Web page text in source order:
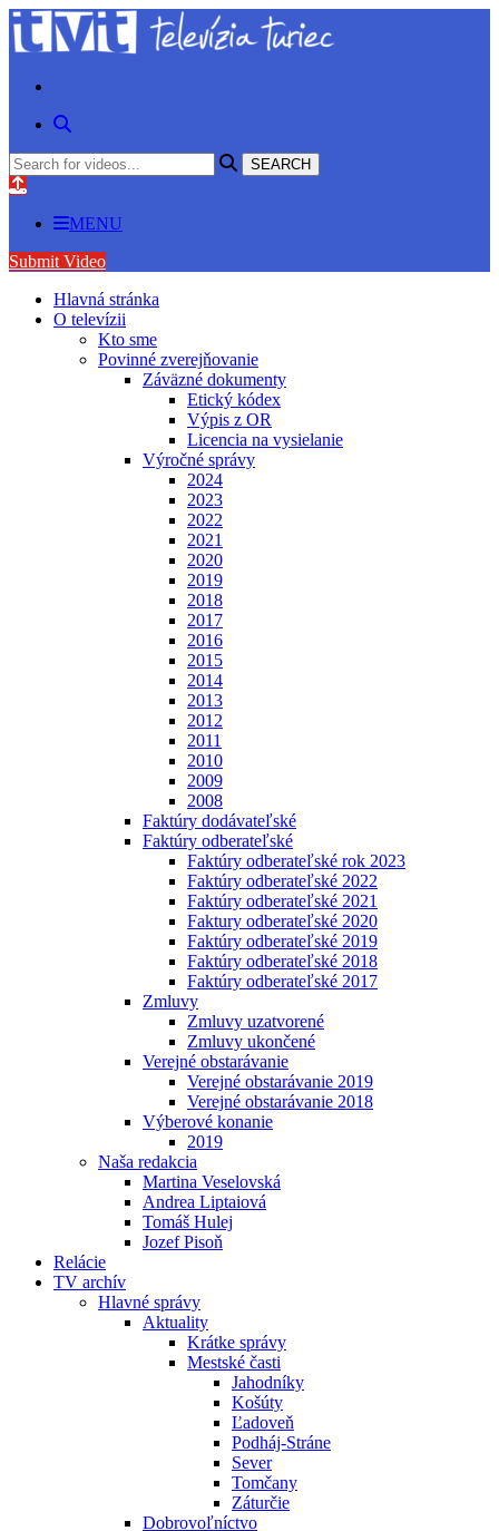
MENU
Submit Video
Hlavná stránka
O televízii
Kto sme
Povinné zverejňovanie
Záväzné dokumenty
Etický kódex
Výpis z OR
Licencia na vysielanie
Výročné správy
2024
2023
2022
2021
2020
2019
2018
2017
2016
2015
2014
2013
2012
2011
2010
2009
2008
Faktúry dodávateľské
Faktúry odberateľské
Faktúry odberateľské rok 2023
Faktúry odberateľské 2022
Faktúry odberateľské 2021
Faktury odberateľské 2020
Faktúry odberateľské 2019
Faktúry odberateľské 2018
Faktúry odberateľské 2017
Zmluvy
Zmluvy uzatvorené
Zmluvy ukončené
Verejné obstarávanie
Verejné obstarávanie 2019
Verejné obstarávanie 2018
Výberové konanie
2019
Naša redakcia
Martina Veselovská
Andrea Liptaiová
Tomáš Hulej
Jozef Pisoň
Relácie
TV archív
Hlavné správy
Aktuality
Krátke správy
Mestské časti
Jahodníky
Košúty
Ľadoveň
Podháj-Stráne
Sever
Tomčany
Záturčie
Dobrovoľníctvo